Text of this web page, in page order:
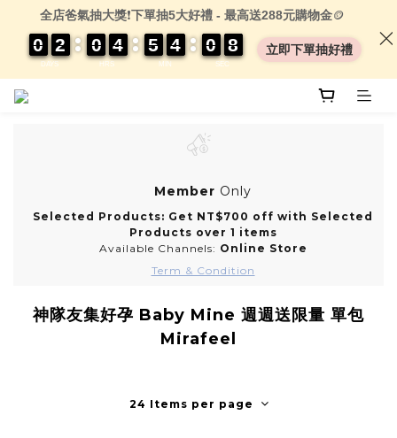
Member Only
Selected Products: Get NT$700 off with Selected
Products over 1 items
Available Channels: Online Store
Term & Condition
神隊友集好孕 Baby Mine 週週送限量 單包
Mirafeel
24 Items per page
全店爸氣抽大獎❗下單抽5大好禮 - 最高送288元購物金🪙
DAYS
0
0
0
0 2
2
2
2
HRS
0
0
0
0 4
4
4
4
MIN
5
5
5
5 4
4
4
4
SEC
0
0
0
0 0
0
8
8
8
8 立即下單抽好禮